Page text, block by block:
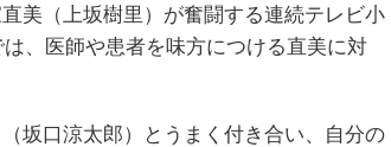
美（上坂樹里）が奮闘する連続テレビ小
、医師や患者を味方につける直美に対
坂口涼太郎）とうまく付き合い、自分の